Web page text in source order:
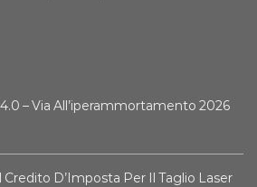
– Via All’iperammortamento 2026
Credito D’Imposta Per Il Taglio Laser